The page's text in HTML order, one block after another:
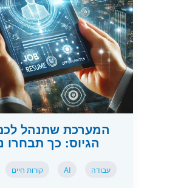
המערכת שתנהל
הגיוס: כך תבחרו
עבודה AI קורות חיים